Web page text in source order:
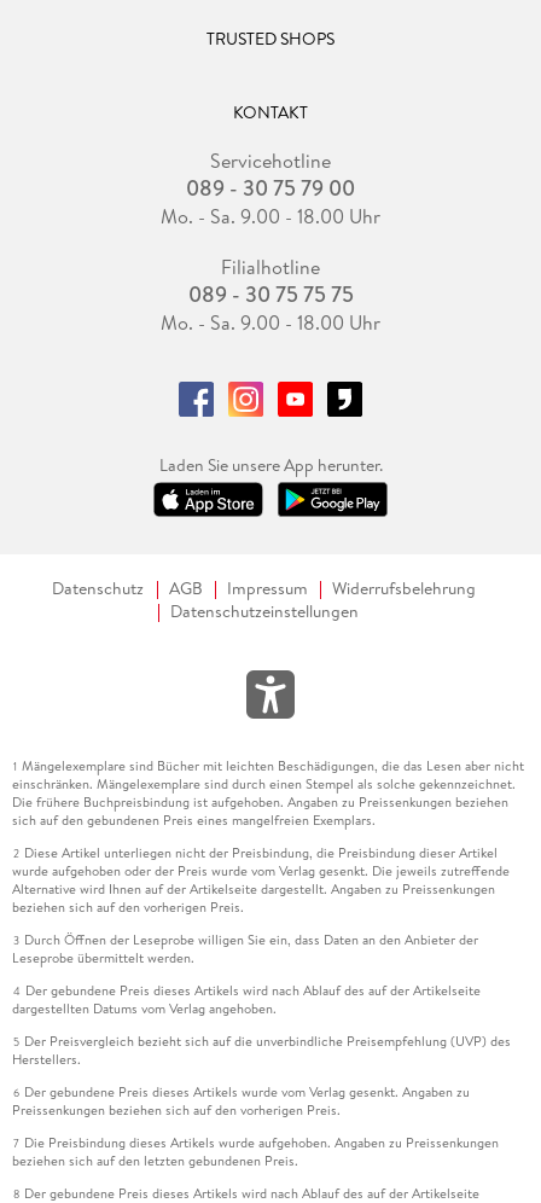
TRUSTED SHOPS
KONTAKT
Servicehotline
089 - 30 75 79 00
Mo. - Sa. 9.00 - 18.00 Uhr
Filialhotline
089 - 30 75 75 75
Mo. - Sa. 9.00 - 18.00 Uhr
Laden Sie unsere App herunter.
Datenschutz AGB Impressum
Widerrufsbelehrung
Datenschutzeinstellungen
1 Mängelexemplare sind Bücher mit leichten Beschädigungen, die das Lesen aber nicht
einschränken. Mängelexemplare sind durch einen Stempel als solche gekennzeichnet.
Die frühere Buchpreisbindung ist aufgehoben. Angaben zu Preissenkungen beziehen
sich auf den gebundenen Preis eines mangelfreien Exemplars.
2 Diese Artikel unterliegen nicht der Preisbindung, die Preisbindung dieser Artikel
wurde aufgehoben oder der Preis wurde vom Verlag gesenkt. Die jeweils zutreffende
Alternative wird Ihnen auf der Artikelseite dargestellt. Angaben zu Preissenkungen
beziehen sich auf den vorherigen Preis.
3 Durch Öffnen der Leseprobe willigen Sie ein, dass Daten an den Anbieter der
Leseprobe übermittelt werden.
4 Der gebundene Preis dieses Artikels wird nach Ablauf des auf der Artikelseite
dargestellten Datums vom Verlag angehoben.
5 Der Preisvergleich bezieht sich auf die unverbindliche Preisempfehlung (UVP) des
Herstellers.
6 Der gebundene Preis dieses Artikels wurde vom Verlag gesenkt. Angaben zu
Preissenkungen beziehen sich auf den vorherigen Preis.
7 Die Preisbindung dieses Artikels wurde aufgehoben. Angaben zu Preissenkungen
beziehen sich auf den letzten gebundenen Preis.
8 Der gebundene Preis dieses Artikels wird nach Ablauf des auf der Artikelseite